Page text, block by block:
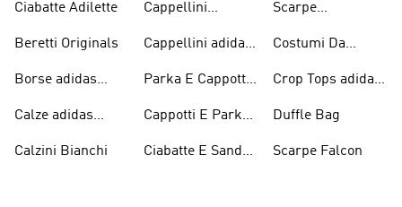
adidas Originals
Ciabatte Adilette
Beretti Originals
Borse adidas
Calze adidas
Calzini Bianchi
Cappellini
Cappellini adidas
Parka E Cappotti
Cappotti E Parkas
Ciabatte E Sandali
Scarpe
Costumi Da
Crop Tops adidas
Duffle Bag
Scarpe Falcon